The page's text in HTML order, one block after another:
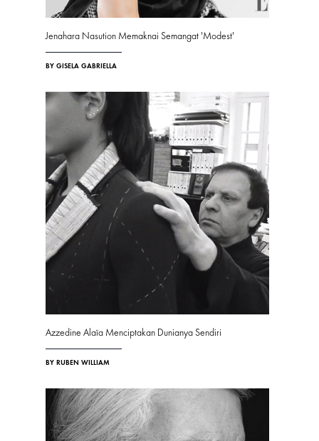
Jenahara Nasution Memaknai Semangat 'Modest'
BY GISELA GABRIELLA
Azzedine Alaïa Menciptakan Dunianya Sendiri
BY RUBEN WILLIAM